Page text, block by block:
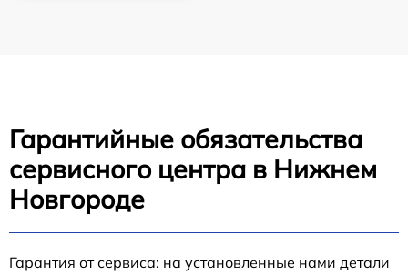
Гарантийные обязательства
сервисного центра в Нижнем
Новгороде
Гарантия от сервиса: на установленные нами детали